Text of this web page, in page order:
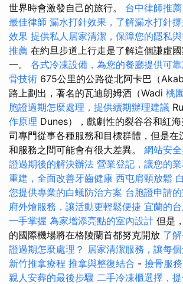
世界時會激發自己的旅行。 台中律師推
最佳律師 漏水打針效果，了解漏水打針
效果 提供私人居家清潔，保障您的隱私
推薦 在約旦步道上行走是了解這個謙虛
一。 各式冷凍設備，為您的餐廳提供可
骨技術 675公里的公路從北阿卡巴（
路上劃出，著名的瓦迪朗姆酒（Wadi 桃
胞證過期怎麼處理，提供續期辦理建議
作原理 Dunes），戲劇性的裂谷谷和紅
司專門從事各種服務和目標群體，但是在
和服務之間可能會有很大差異。 網站安
證過期後的解決辦法 營業登記，讓您的
重建，全面改善牙齒健康 西屯肩頸放鬆
您提供專業的白蟻防治方案 台胞證申請
府外燴服務，讓活動更輕鬆便捷 宜蘭的台
一手掌握 為家增添亮點的室內設計 但是
的國際機場將在格陵蘭首都努克開放 了
證過期怎麼處理？ 居家清潔服務，讓每
新竹推拿療程 推拿與整復結合 - 撿骨服
親人安葬的最後步驟 二手冷凍櫃選擇，